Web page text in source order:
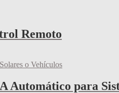
Remoto
Automático para